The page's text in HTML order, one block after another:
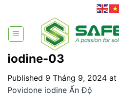
content
iodine-03
Published 9 Tháng 9, 2024 at
Povidone iodine Ấn Độ